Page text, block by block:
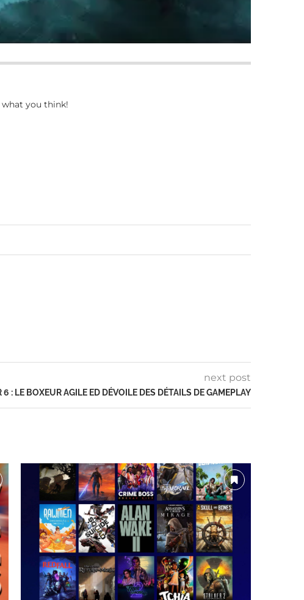
what you think!
next post
6 : LE BOXEUR AGILE ED DÉVOILE DES DÉTAILS DE GAMEPLAY